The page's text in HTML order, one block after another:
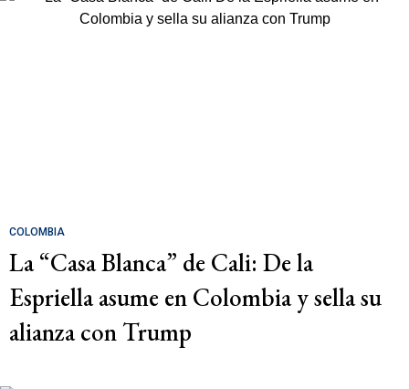
COLOMBIA
La “Casa Blanca” de Cali: De la
Espriella asume en Colombia y sella su
alianza con Trump